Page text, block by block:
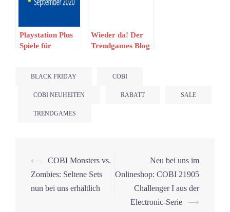
Playstation Plus
Spiele für
Wieder da! Der
Trendgames Blog
BLACK FRIDAY COBI
COBI NEUHEITEN RABATT SALE
TRENDGAMES
Beitrags-
Navigation
⟵
COBI Monsters vs.
Zombies: Seltene Sets
nun bei uns erhältlich
Neu bei uns im
Onlineshop: COBI 21905
Challenger I aus der
Electronic-Serie
⟶